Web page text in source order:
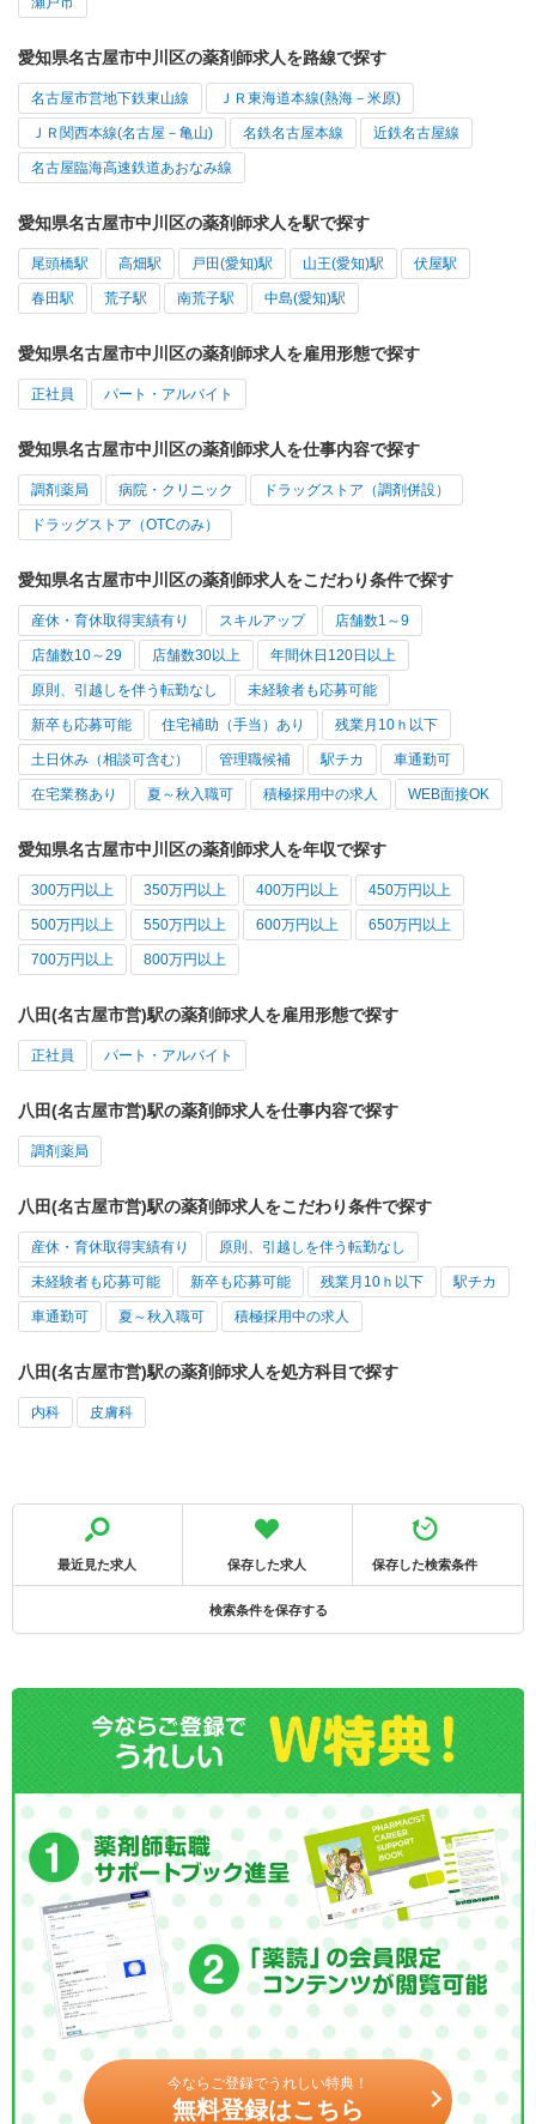
愛知県名古屋市中川区の薬剤師求人を路線で探す
名古屋市営地下鉄東山線 ＪＲ東海道本線(熱海－米原)
ＪＲ関西本線(名古屋－亀山) 名鉄名古屋本線 近鉄名古屋線
名古屋臨海高速鉄道あおなみ線
愛知県名古屋市中川区の薬剤師求人を駅で探す
尾頭橋駅 高畑駅 戸田(愛知)駅 山王(愛知)駅 伏屋駅
春田駅 荒子駅 南荒子駅 中島(愛知)駅
愛知県名古屋市中川区の薬剤師求人を雇用形態で探す
正社員 パート・アルバイト
愛知県名古屋市中川区の薬剤師求人を仕事内容で探す
調剤薬局 病院・クリニック ドラッグストア（調剤併設）
ドラッグストア（OTCのみ）
愛知県名古屋市中川区の薬剤師求人をこだわり条件で探す
産休・育休取得実績有り スキルアップ 店舗数1～9
店舗数10～29 店舗数30以上 年間休日120日以上
原則、引越しを伴う転勤なし 未経験者も応募可能
新卒も応募可能 住宅補助（手当）あり 残業月10ｈ以下
土日休み（相談可含む） 管理職候補 駅チカ 車通勤可
在宅業務あり 夏～秋入職可 積極採用中の求人 WEB面接OK
愛知県名古屋市中川区の薬剤師求人を年収で探す
300万円以上 350万円以上 400万円以上 450万円以上
500万円以上 550万円以上 600万円以上 650万円以上
700万円以上 800万円以上
八田(名古屋市営)駅の薬剤師求人を雇用形態で探す
正社員 パート・アルバイト
八田(名古屋市営)駅の薬剤師求人を仕事内容で探す
調剤薬局
八田(名古屋市営)駅の薬剤師求人をこだわり条件で探す
産休・育休取得実績有り 原則、引越しを伴う転勤なし
未経験者も応募可能 新卒も応募可能 残業月10ｈ以下 駅チカ
車通勤可 夏～秋入職可 積極採用中の求人
八田(名古屋市営)駅の薬剤師求人を処方科目で探す
内科 皮膚科
最近見た求人 保存した求人 保存した検索条件
検索条件を保存する
今ならご登録でうれしい特典！
無料登録はこちら